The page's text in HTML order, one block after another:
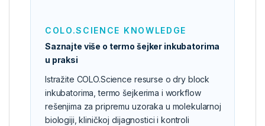
COLO.SCIENCE KNOWLEDGE
Saznajte više o termo šejker inkubatorima
u praksi
Istražite COLO.Science resurse o dry block
inkubatorima, termo šejkerima i workflow
rešenjima za pripremu uzoraka u molekularnoj
biologiji, kliničkoj dijagnostici i kontroli